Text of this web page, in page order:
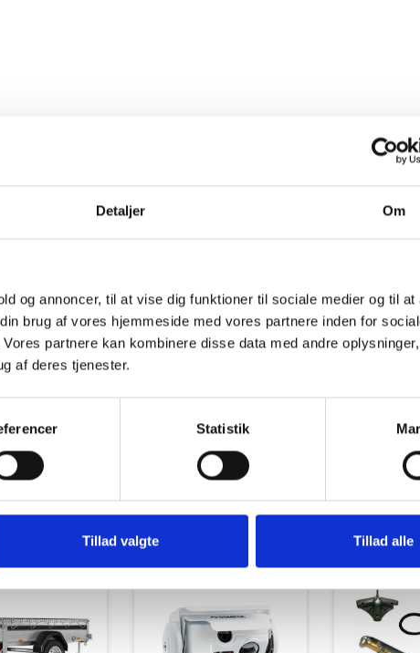
Detaljer Om
og annoncer, til at vise dig funktioner til sociale medier og til at
brug af vores hjemmeside med vores partnere inden for
partnere kan kombinere disse data med andre
af deres tjenester.
Statistik
Tillad valgte Tillad alle
Tilbud Autocamper udstyr
Udstyr Diverse